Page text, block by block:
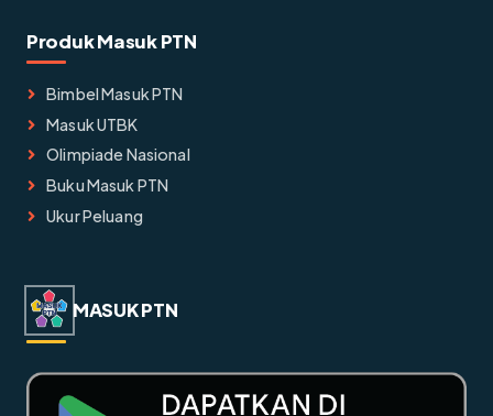
Produk Masuk PTN
Bimbel Masuk PTN
Masuk UTBK
Olimpiade Nasional
Buku Masuk PTN
Ukur Peluang
MASUK PTN